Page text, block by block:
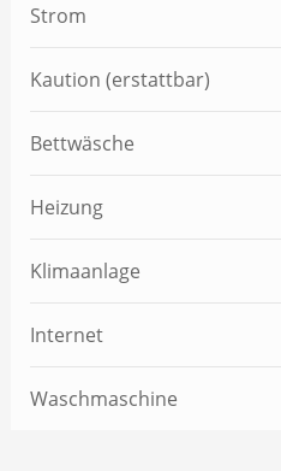
Strom
Kaution (erstattbar)
Bettwäsche
Heizung
Klimaanlage
Internet
Waschmaschine